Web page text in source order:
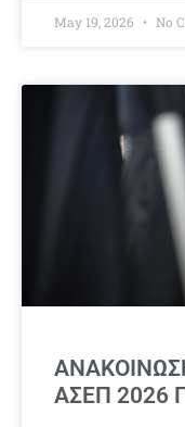
May 19, 2026 No
ΑΣΕΠ 2026